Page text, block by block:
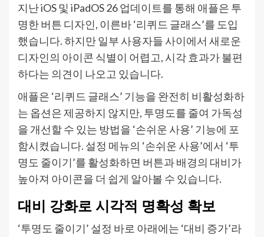
지난 iOS 및 iPadOS 26 업데이트를 통해 애플은 투
명한 버튼 디자인, 이른바 ‘리퀴드 글래스’를 도입
했습니다. 하지만 일부 사용자들 사이에서 새로운
디자인의 아이콘 식별이 어렵고, 시각 효과가 불편
하다는 의견이 나오고 있습니다.
애플은 ‘리퀴드 글래스’ 기능을 완전히 비활성화하
는 옵션은 제공하지 않지만, 투명도를 줄여 가독성
을 개선할 수 있는 방법을 ‘손쉬운 사용’ 기능에 포
함시켰습니다. 설정 메뉴의 ‘손쉬운 사용’에서 ‘투
명도 줄이기’를 활성화하면 버튼과 배경의 대비가
높아져 아이콘을 더 쉽게 알아볼 수 있습니다.
대비 강화로 시각적 명확성 확보
‘투명도 줄이기’ 설정 바로 아래에는 ‘대비 증가’라